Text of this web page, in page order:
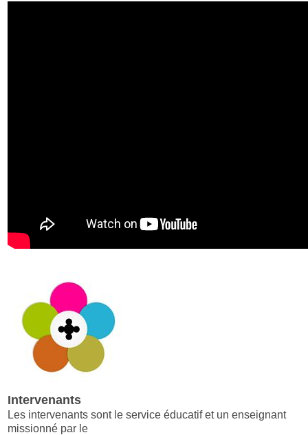
Intervenants
Les intervenants sont le service éducatif et un enseignant
missionné par le